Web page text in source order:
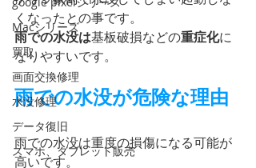
Macシリーズ
買取
画面交換修理
水没修理
データ復旧
スマホ、タブレット販売
くなったとの事です。
雨での水没は基板破損などの重症化に
なりやすいです。
雨での水没が危険な理由
雨での水没は重度の損傷になる可能が
高いです。